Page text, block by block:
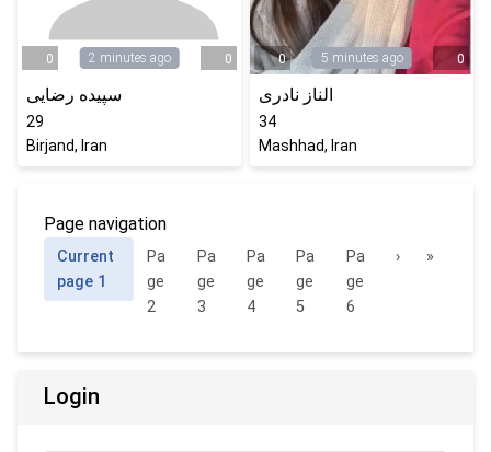
0 2 minutes ago 0
سپیده رضایی
29
Birjand, Iran
0 5 minutes ago 0
الناز نادری
34
Mashhad, Iran
Page navigation
Current
page 1
Pa
ge
2
Pa
ge
3
Pa
ge
4
Pa
ge
5
Pa
ge
6
› »
Login